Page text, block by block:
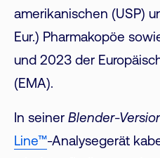
amerikanischen (USP)
Eur.) Pharmakopöe
und 2023 der
(EMA).
In seiner Blender-
Line™-Analysegerät